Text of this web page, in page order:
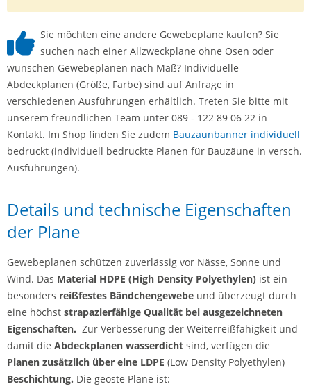
Sie möchten eine andere Gewebeplane kaufen? Sie
suchen nach einer Allzweckplane ohne Ösen oder
wünschen Gewebeplanen nach Maß? Individuelle
Abdeckplanen (Größe, Farbe) sind auf Anfrage in
verschiedenen Ausführungen erhältlich. Treten Sie bitte mit
unserem freundlichen Team unter 089 - 122 89 06 22 in
Kontakt. Im Shop finden Sie zudem Bauzaunbanner individuell
bedruckt (individuell bedruckte Planen für Bauzäune in versch.
Ausführungen).
Details und technische Eigenschaften
der Plane
Gewebeplanen schützen zuverlässig vor Nässe, Sonne und
Wind. Das Material HDPE (High Density Polyethylen) ist ein
besonders reißfestes Bändchengewebe und überzeugt durch
eine höchst strapazierfähige Qualität bei ausgezeichneten
Eigenschaften. Zur Verbesserung der Weiterreißfähigkeit und
damit die Abdeckplanen wasserdicht sind, verfügen die
Planen zusätzlich über eine LDPE (Low Density Polyethylen)
Beschichtung. Die geöste Plane ist: